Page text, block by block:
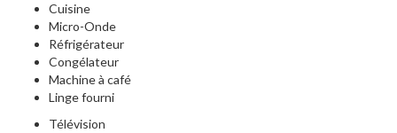
Cuisine
Micro-Onde
Réfrigérateur
Congélateur
Machine à café
Linge fourni
Télévision